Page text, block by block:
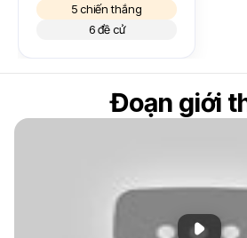
5 chiến thắng
6 đề cử
Đoạn giới
Phát